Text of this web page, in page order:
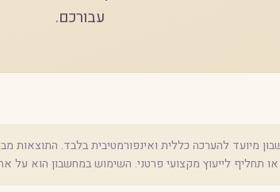
עבורכם.
מיועד להערכה כללית ואינפורמטיבית בלבד. התוצאות
או תחליף לייעוץ מקצועי פרטני. השימוש במחשבון הוא